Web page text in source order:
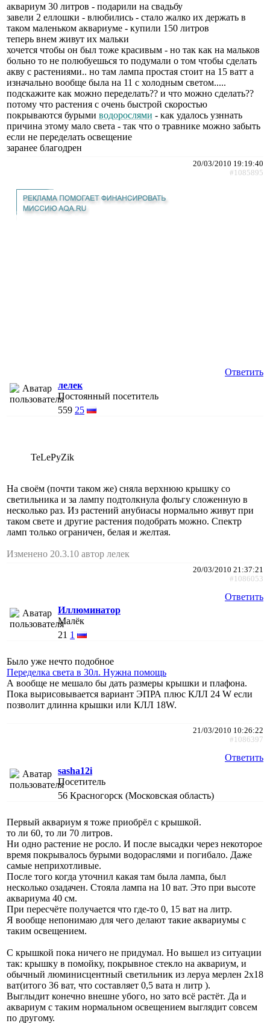
аквариум 30 литров - подарили на свадьбу
завели 2 еллошки - влюбились - стало жалко их держать в
таком маленьком аквариуме - купили 150 литров
теперь внем живут их мальки
хочется чтобы он был тоже красивым - но так как на мальков
больно то не полюбуешься то подумали о том чтобы сделать
акву с растениями.. но там лампа простая стоит на 15 ватт а
изначально вообще была на 11 с холодным светом.....
подскажите как можно переделать?? и что можно сделать??
потому что растения с очень быстрой скоростью
покрываются бурыми водорослями - как удалось узннать
причина этому мало света - так что о травнике можно забыть
если не переделать освещение
заранее благодрен
20/03/2010 19:19:40
#1085895
Ответить
лелек
Постоянный посетитель
559 25
TeLePyZik
На своём (почти таком же) сняла верхнюю крышку со
светильника и за лампу подтолкнула фольгу сложенную в
несколько раз. Из растений анубиасы нормально живут при
таком свете и другие растения подобрать можно. Спектр
ламп только ограничен, белая и желтая.
Изменено 20.3.10 автор лелек
20/03/2010 21:37:21
#1086053
Ответить
Иллюминатор
Малёк
21 1
Было уже нечто подобное
Переделка света в 30л. Нужна помощь
А вообще не мешало бы дать размеры крышки и плафона.
Пока вырисовывается вариант ЭПРА плюс КЛЛ 24 W если
позволит длинна крышки или КЛЛ 18W.
21/03/2010 10:26:22
#1086397
Ответить
sasha12i
Посетитель
56 Красногорск (Московская область)
Первый аквариум я тоже приобрёл с крышкой.
то ли 60, то ли 70 литров.
Ни одно растение не росло. И после высадки через некоторое
время покрывалось бурыми водораслями и погибало. Даже
самые неприхотливые.
После того когда уточнил какая там была лампа, был
несколько озадачен. Стояла лампа на 10 ват. Это при высоте
аквариума 40 см.
При пересчёте получается что где-то 0, 15 ват на литр.
Я вообще непонимаю для чего делают такие аквариумы с
таким освещением.
С крышкой пока ничего не придумал. Но вышел из ситуации
так: крышку в помойку, покрывное стекло на аквариум, и
обычный люминисцентный светильник из леруа мерлен 2х18
ват(итого 36 ват, что составляет 0,5 вата н литр ).
Выглыдит конечно внешне убого, но зато всё растёт. Да и
аквариум с таким нормальном освещением выглядит совсем
по другому.